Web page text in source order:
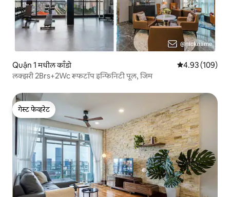
Quận 1 मधील काँडो 5 पैकी 4.93
4.93 (109)
लक्झरी 2Brs+2Wc रूफटॉप इन्फिनिटी पूल, जिम
गेस्ट फेव्हरेट
गेस्ट फेव्हरेट